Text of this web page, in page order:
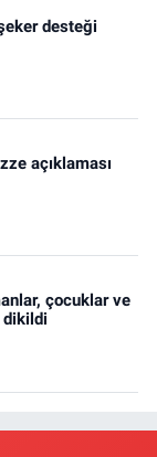
desteği
açıklaması
çocuklar ve
dikildi